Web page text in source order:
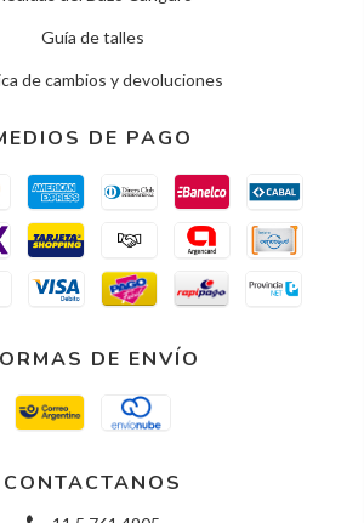
Guía de talles
de cambios y devoluciones
DE PAGO
DE ENVÍO
CONTACTANOS